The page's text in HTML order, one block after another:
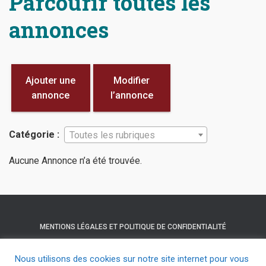
annonces
Ajouter une
annonce
Modifier
l’annonce
Catégorie : Toutes les rubriques
Aucune Annonce n’a été trouvée.
MENTIONS LÉGALES ET POLITIQUE DE CONFIDENTIALITÉ
NOUS CONTACTER HELLOASSO
Nous utilisons des cookies sur notre site internet pour vous